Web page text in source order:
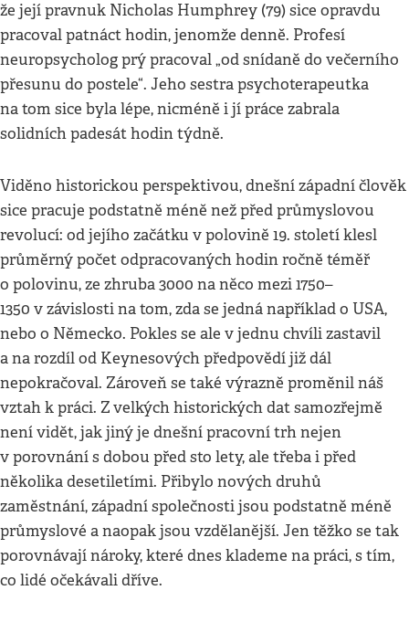
že její pravnuk Nicholas Humphrey (79) sice opravdu
pracoval patnáct hodin, jenomže denně. Profesí
neuropsycholog prý pracoval „od snídaně do večerního
přesunu do postele“. Jeho sestra psychoterapeutka
na tom sice byla lépe, nicméně i jí práce zabrala
solidních padesát hodin týdně.
Viděno historickou perspektivou, dnešní západní člověk
sice pracuje podstatně méně než před průmyslovou
revolucí: od jejího začátku v polovině 19. století klesl
průměrný počet odpracovaných hodin ročně téměř
o polovinu, ze zhruba 3000 na něco mezi 1750–
1350 v závislosti na tom, zda se jedná například o USA,
nebo o Německo. Pokles se ale v jednu chvíli zastavil
a na rozdíl od Keynesových předpovědí již dál
nepokračoval. Zároveň se také výrazně proměnil náš
vztah k práci. Zvelkých historických dat samozřejmě
není vidět, jak jiný je dnešní pracovní trh nejen
v porovnání s dobou před sto lety, ale třeba i před
několika desetiletími. Přibylo nových druhů
zaměstnání, západní společnosti jsou podstatně méně
průmyslové a naopak jsou vzdělanější. Jen těžko se tak
porovnávají nároky, které dnes klademe na práci, s tím,
co lidé očekávali dříve.